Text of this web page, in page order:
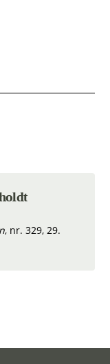
, nr. 329, 29.